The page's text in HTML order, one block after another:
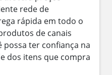
rede de
rápida em todo o
de canais
possa ter confiança na
dos itens que compra